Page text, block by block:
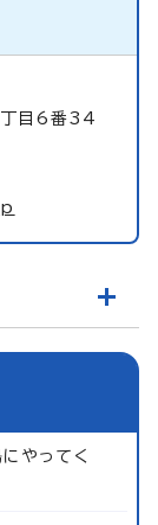
目6番34
やってく